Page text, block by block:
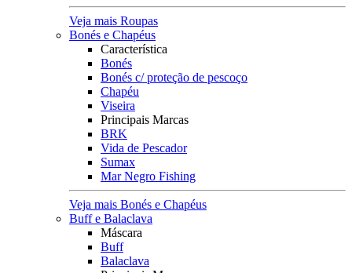
Veja mais Roupas
Bonés e Chapéus
Característica
Bonés
Bonés c/ proteção de pescoço
Chapéu
Viseira
Principais Marcas
BRK
Vida de Pescador
Sumax
Mar Negro Fishing
Veja mais Bonés e Chapéus
Buff e Balaclava
Máscara
Buff
Balaclava